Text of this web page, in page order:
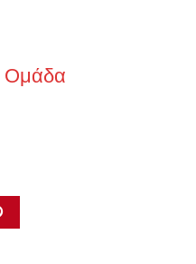
Ομάδα